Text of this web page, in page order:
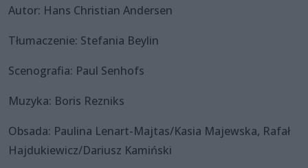
Autor: Hans Christian Andersen
Tłumaczenie: Stefania Beylin
Scenografia: Paul Senhofs
Muzyka: Boris Rezniks
Obsada: Paulina Lenart-Majtas/Kasia Majewska, Rafał
Hajdukiewicz/Dariusz Kamiński